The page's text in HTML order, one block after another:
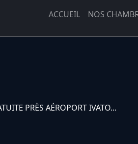
ACCUEIL NOS
PRÈS AÉROPORT IVATO...